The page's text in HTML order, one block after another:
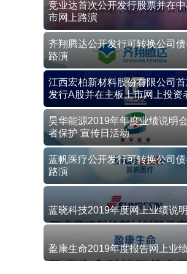
竞业达首次公开发行股票并在中
市网上路演
齐翔腾达公开发行可转换公司债
路演
江西宏柏新材料股份有限公司
发行A股并在主板上市网上投资
昊华能源2019年年度业绩说明
者保护 宣传日活动
蓝帆医疗公开发行可转换公司债
路演
蓝晓科技2019年度网上业绩说
盈康生命2019年度报告网上业